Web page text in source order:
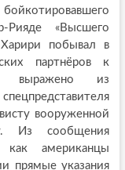
«Высшего
Харири побывал в
партнёров к
выражено из
вооруженной
Из сообщения
как американцы
прямые указания